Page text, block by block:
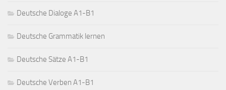
Deutsche Dialoge A1-B1
Deutsche Grammatik lernen
Deutsche Sätze A1-B1
Deutsche Verben A1-B1